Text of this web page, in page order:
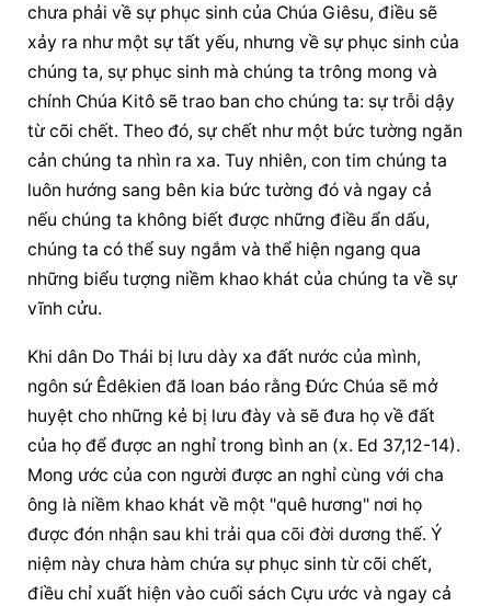
chưa phải về sự phục sinh của Chúa Giêsu, điều sẽ
xảy ra như một sự tất yếu, nhưng về sự phục sinh của
chúng ta, sự phục sinh mà chúng ta trông mong và
chính Chúa Kitô sẽ trao ban cho chúng ta: sự trỗi dậy
từ cõi chết. Theo đó, sự chết như một bức tường ngăn
cản chúng ta nhìn ra xa. Tuy nhiên, con tim chúng ta
luôn hướng sang bên kia bức tường đó và ngay cả
nếu chúng ta không biết được những điều ẩn dấu,
chúng ta có thể suy ngắm và thể hiện ngang qua
những biểu tượng niềm khao khát của chúng ta về sự
vĩnh cửu.
Khi dân Do Thái bị lưu dày xa đất nước của mình,
ngôn sứ Êdêkien đã loan báo rằng Đức Chúa sẽ mở
huyệt cho những kẻ bị lưu đày và sẽ đưa họ về đất
của họ để được an nghỉ trong bình an (x. Ed 37,12-14).
Mong ước của con người được an nghỉ cùng với cha
ông là niềm khao khát về một "quê hương" nơi họ
được đón nhận sau khi trải qua cõi đời dương thế. Ý
niệm này chưa hàm chứa sự phục sinh từ cõi chết,
điều chỉ xuất hiện vào cuối sách Cựu ước và ngay cả